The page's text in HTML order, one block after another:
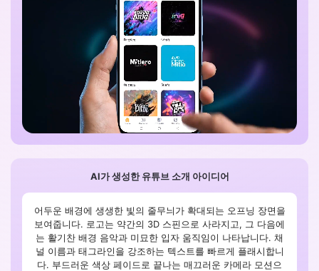
AI가 생성한 유튜브 소개 아이디어
어두운 배경에 생생한 빛의 줄무늬가 확대되는 오프닝 장면을
보여줍니다. 로고는 약간의 3D 스핀으로 사라지고, 그 다음에
는 활기찬 배경 음악과 미묘한 입자 움직임이 나타납니다. 채
널 이름과 태그라인을 강조하는 텍스트를 빠르게 플래시합니
다. 부드러운 색상 페이드로 끝나는 매끄러운 카메라 모션으